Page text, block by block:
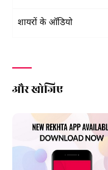
शायरों के ऑडियो
और खोजिए